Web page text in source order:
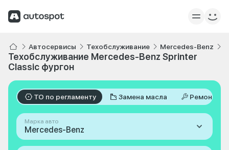
Автосервисы Техобслуживание Mercedes-Benz
Техобслуживание Mercedes-Benz Sprinter
Classic фургон
ТО по регламенту Замена масла Ремонт
Марка авто
Mercedes-Benz